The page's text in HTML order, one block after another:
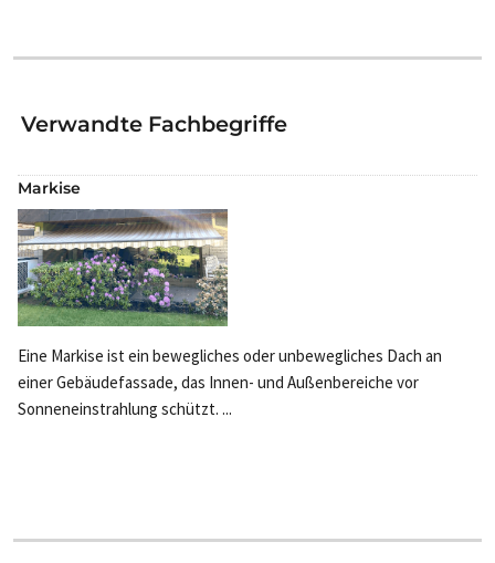
Verwandte Fachbegriffe
Markise
Eine Markise ist ein bewegliches oder unbewegliches Dach an
einer Gebäudefassade, das Innen- und Außenbereiche vor
Sonneneinstrahlung schützt. ...